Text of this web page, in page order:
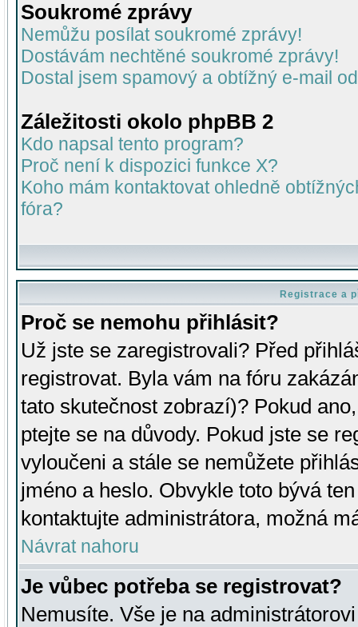
Soukromé zprávy
Nemůžu posílat soukromé zprávy!
Dostávám nechtěné soukromé zprávy!
Dostal jsem spamový a obtížný e-mail
Záležitosti okolo phpBB 2
Kdo napsal tento program?
Proč není k dispozici funkce X?
Koho mám kontaktovat ohledně
fóra?
Registrace a
Proč se nemohu přihlásit?
Už jste se zaregistrovali? Před
registrovat. Byla vám na fóru
tato skutečnost zobrazí)? Pokud
ptejte se na důvody. Pokud jste se
vyloučeni a stále se nemůžete
jméno a heslo. Obvykle toto bývá
kontaktujte administrátora, možná
Návrat nahoru
Je vůbec potřeba se registrovat?
Nemusíte. Vše je na